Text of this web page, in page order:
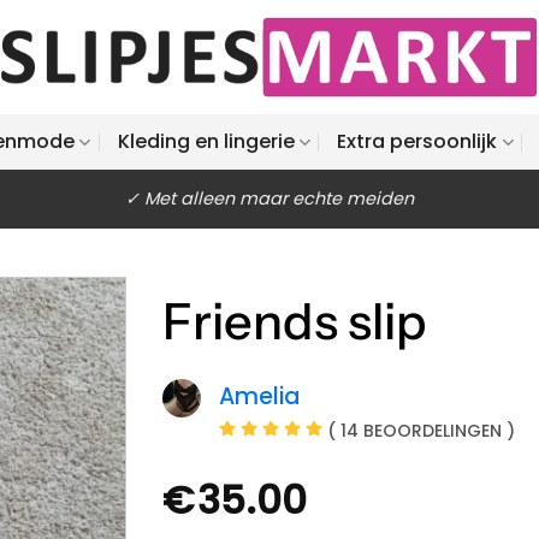
Kleding en lingerie Extra persoonlijk
✓ Met alleen maar echte meiden
Friends slip
Amelia
( 14 BEOORDELINGEN )
€35.00